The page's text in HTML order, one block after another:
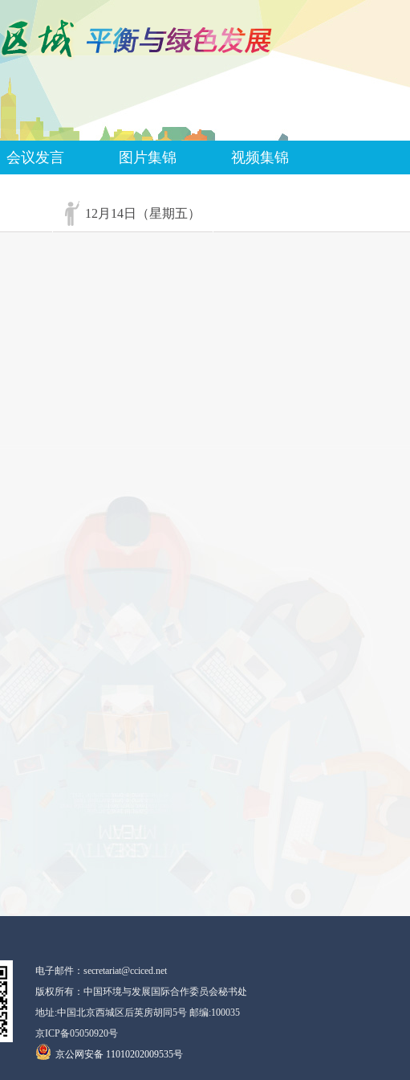
会议发言 图片集锦 视频集锦
12月14日（星期五）
电子邮件：secretariat@cciced.net
版权所有：中国环境与发展国际合作委员会秘书处
地址:中国北京西城区后英房胡同5号 邮编:100035
京ICP备05050920号
京公网安备 11010202009535号